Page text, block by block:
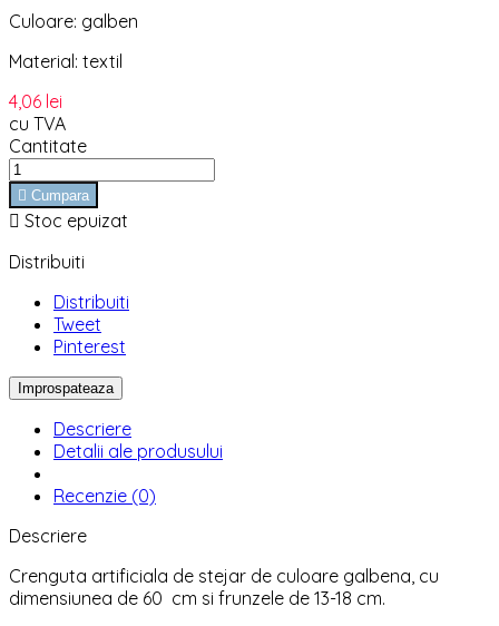
Culoare: galben
Material: textil
4,06 lei
cu TVA
Cantitate
 Cumpara
 Stoc epuizat
Distribuiti
Distribuiti
Tweet
Pinterest
Descriere
Detalii ale produsului
Recenzie (0)
Descriere
Crenguta artificiala de stejar de culoare galbena, cu
dimensiunea de 60 cm si frunzele de 13-18 cm.